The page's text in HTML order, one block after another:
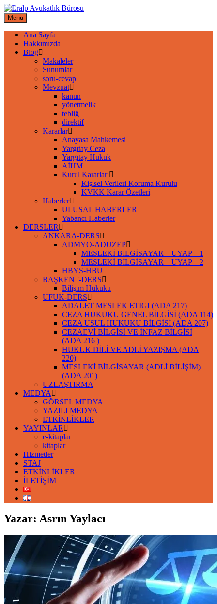
Skip
to
content
Menu
Ana Sayfa
Hakkımızda
Blog
Makaleler
Sunumlar
soru-cevap
Mevzuat
kanun
yönetmelik
tebliğ
direktif
Kararlar
Anayasa Mahkemesi
Yargıtay Ceza
Yargıtay Hukuk
AİHM
Kurul Kararları
Kişisel Verileri Koruma Kurulu
KVKK Karar Özetleri
Haberler
ULUSAL HABERLER
Yabancı Haberler
DERSLER
ANKARA-DERS
ADMYO-ADUZEP
MESLEKİ BİLGİSAYAR – UYAP – 1
MESLEKİ BİLGİSAYAR – UYAP – 2
HBYS-HBU
BAŞKENT-DERS
Bilişim Hukuku
UFUK-DERS
ADALET MESLEK ETİĞİ (ADA 217)
CEZA HUKUKU GENEL BİLGİSİ (ADA 114)
CEZA USUL HUKUKU BİLGİSİ (ADA 207)
CEZAEVİ BİLGİSİ VE İNFAZ BİLGİSİ
(ADA 216 )
HUKUK DİLİ VE ADLİ YAZIŞMA (ADA
220)
MESLEKİ BİLGİSAYAR (ADLİ BİLİŞİM)
(ADA 201)
UZLAŞTIRMA
MEDYA
GÖRSEL MEDYA
YAZILI MEDYA
ETKİNLİKLER
YAYINLAR
e-kitaplar
kitaplar
Hizmetler
STAJ
ETKİNLİKLER
İLETİŞİM
Yazar: Asrın Yaylacı